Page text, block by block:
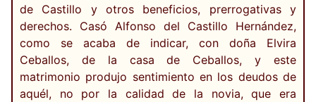
de Castillo y otros beneficios, prerrogativas y
derechos. Casó Alfonso del Castillo Hernández,
como se acaba de indicar, con doña Elvira
Ceballos, de la casa de Ceballos, y este
matrimonio produjo sentimiento en los deudos de
aquél, no por la calidad de la novia, que era